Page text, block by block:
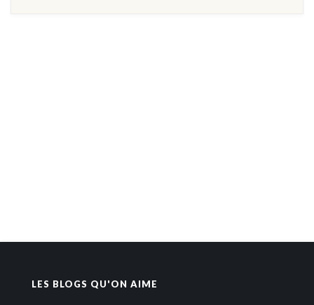
LES BLOGS QU'ON AIME